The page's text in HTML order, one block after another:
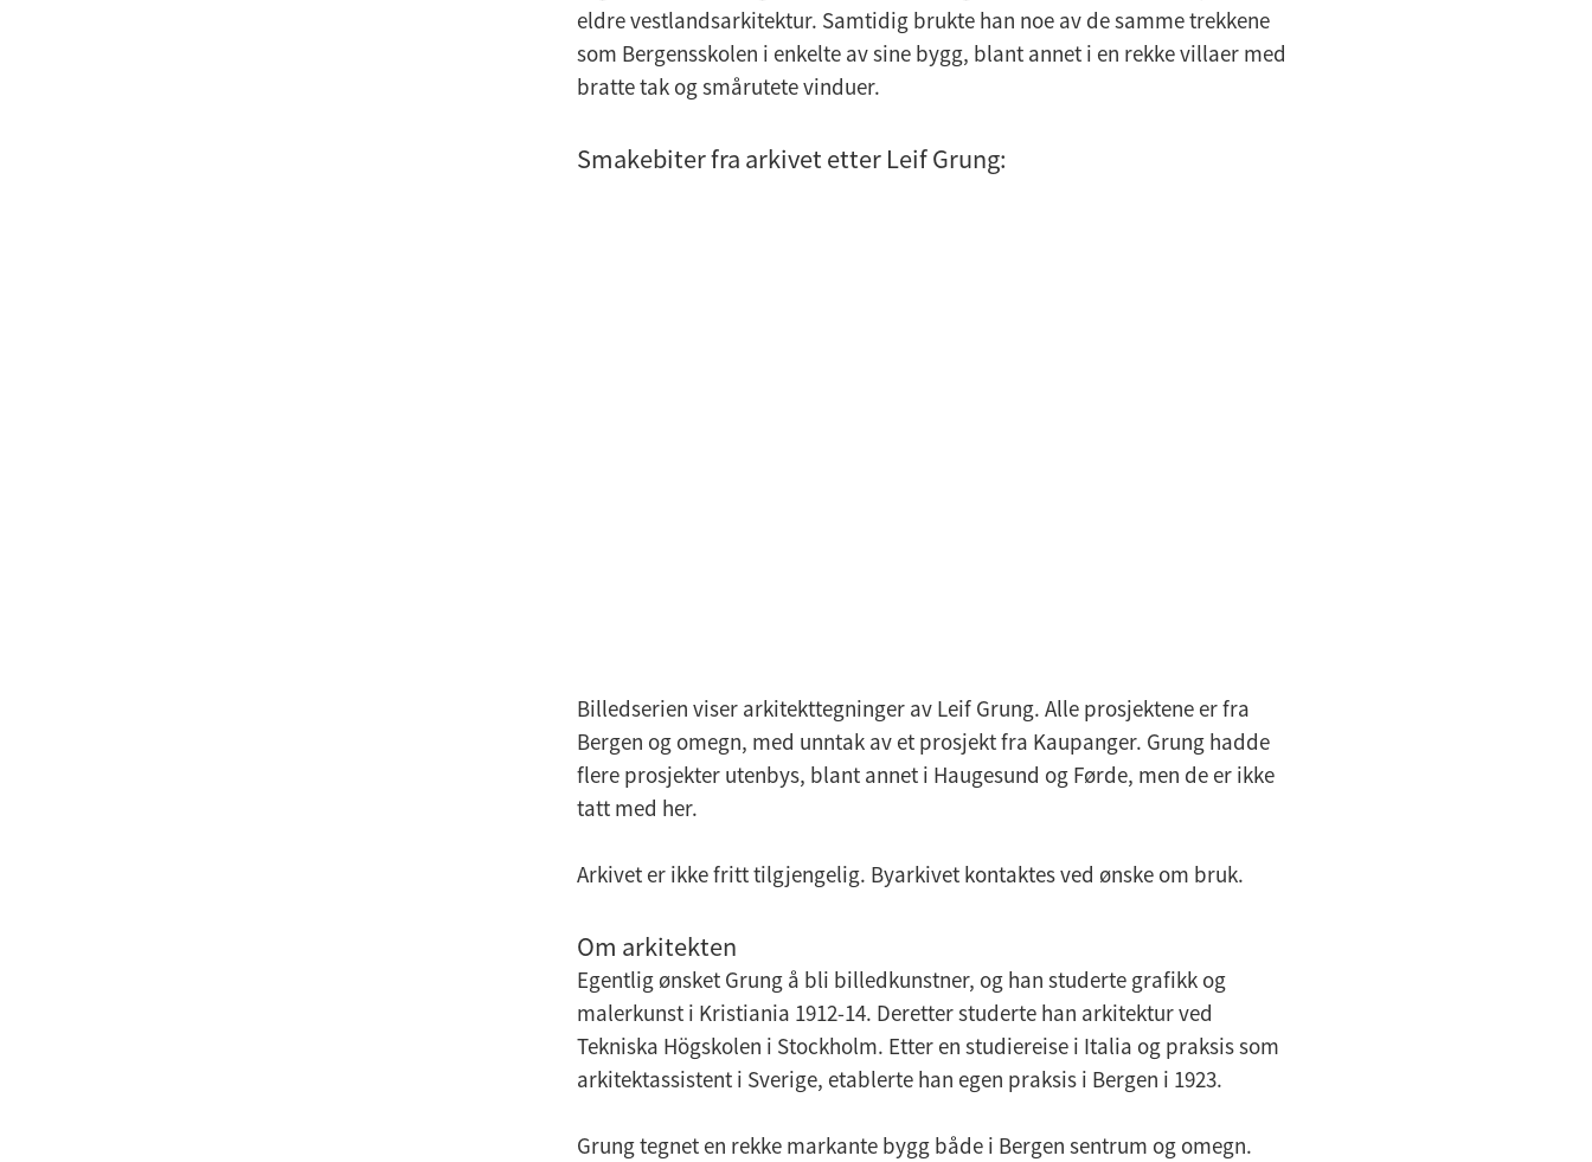
eldre vestlandsarkitektur. Samtidig brukte han noe av de samme trekkene
som Bergensskolen i enkelte av sine bygg, blant annet i en rekke villaer med
bratte tak og smårutete vinduer.
Smakebiter fra arkivet etter Leif Grung:
Billedserien viser arkitekttegninger av Leif Grung. Alle prosjektene er fra
Bergen og omegn, med unntak av et prosjekt fra Kaupanger. Grung hadde
flere prosjekter utenbys, blant annet i Haugesund og Førde, men de er ikke
tatt med her.
Arkivet er ikke fritt tilgjengelig. Byarkivet kontaktes ved ønske om bruk.
Om arkitekten
Egentlig ønsket Grung å bli billedkunstner, og han studerte grafikk og
malerkunst i Kristiania 1912-14. Deretter studerte han arkitektur ved
Tekniska Högskolen i Stockholm. Etter en studiereise i Italia og praksis som
arkitektassistent i Sverige, etablerte han egen praksis i Bergen i 1923.
Grung tegnet en rekke markante bygg både i Bergen sentrum og omegn.